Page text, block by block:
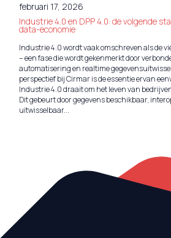
februari 17, 2026
Industrie 4.0 en DPP 4.0: de volgende
data-economie
Industrie 4.0 wordt vaak omschreven als de
– een fase die wordt gekenmerkt door
automatisering en realtime
perspectief bij Cirmar is de essentie ervan
Industrie 4.0 draait om het leven van
Dit gebeurt door gegevens beschikbaar,
uitwisselbaar...